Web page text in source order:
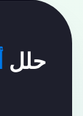
حلل